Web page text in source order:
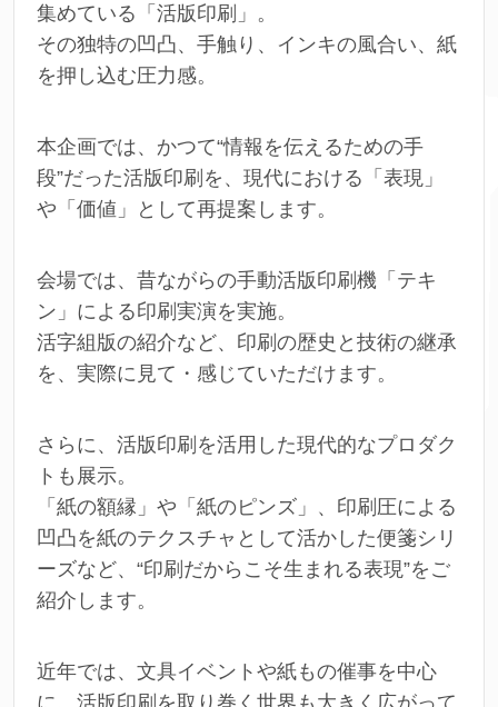
集めている「活版印刷」。
その独特の凹凸、手触り、インキの風合い、紙
を押し込む圧力感。
本企画では、かつて“情報を伝えるための手
段”だった活版印刷を、現代における「表現」
や「価値」として再提案します。
会場では、昔ながらの手動活版印刷機「テキ
ン」による印刷実演を実施。
活字組版の紹介など、印刷の歴史と技術の継承
を、実際に見て・感じていただけます。
さらに、活版印刷を活用した現代的なプロダク
トも展示。
「紙の額縁」や「紙のピンズ」、印刷圧による
凹凸を紙のテクスチャとして活かした便箋シリ
ーズなど、“印刷だからこそ生まれる表現”をご
紹介します。
近年では、文具イベントや紙もの催事を中心
に、活版印刷を取り巻く世界も大きく広がって